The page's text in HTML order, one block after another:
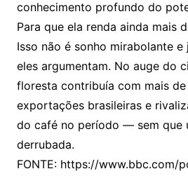
conhecimento profundo do
Para que ela renda ainda mais
Isso não é sonho mirabolante
eles argumentam. No auge do
floresta contribuía com mais
exportações brasileiras e
do café no período — sem que
derrubada.
FONTE: https://www.bbc.com/